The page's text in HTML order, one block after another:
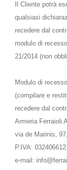
Il Cliente potrà
qualsiasi
recedere dal
modulo di
21/2014 (non
Modulo di
(compilare e
recedere dal
Armeria Ferraioli
via de Marinis,
P.IVA:
e-mail: